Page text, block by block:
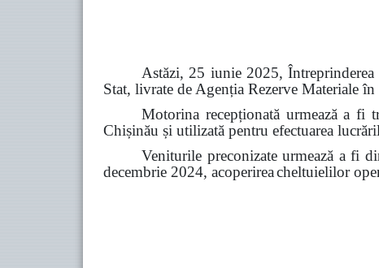
Astăzi, 25 iunie 2025, Întreprinderea
Stat, livrate de Agenția Rezerve Materiale
Motorina recepționată urmează a fi
Chișinău și utilizată pentru efectuarea
Veniturile preconizate urmează a fi
decembrie 2024, acoperireacheltuielilor